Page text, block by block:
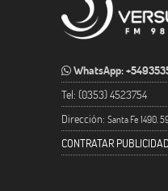
WhatsApp:
Tel: (0353) 4523754
Dirección: Santa Fe 1490.
CONTRATAR